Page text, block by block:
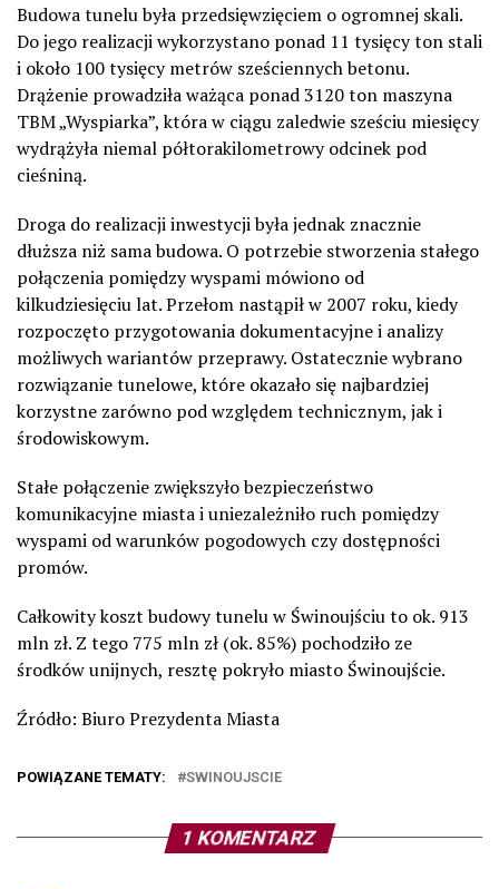
Budowa tunelu była przedsięwzięciem o ogromnej skali.
Do jego realizacji wykorzystano ponad 11 tysięcy ton stali
i około 100 tysięcy metrów sześciennych betonu.
Drążenie prowadziła ważąca ponad 3120 ton maszyna
TBM „Wyspiarka”, która w ciągu zaledwie sześciu miesięcy
wydrążyła niemal półtorakilometrowy odcinek pod
cieśniną.
Droga do realizacji inwestycji była jednak znacznie
dłuższa niż sama budowa. O potrzebie stworzenia stałego
połączenia pomiędzy wyspami mówiono od
kilkudziesięciu lat. Przełom nastąpił w 2007 roku, kiedy
rozpoczęto przygotowania dokumentacyjne i analizy
możliwych wariantów przeprawy. Ostatecznie wybrano
rozwiązanie tunelowe, które okazało się najbardziej
korzystne zarówno pod względem technicznym, jak i
środowiskowym.
Stałe połączenie zwiększyło bezpieczeństwo
komunikacyjne miasta i uniezależniło ruch pomiędzy
wyspami od warunków pogodowych czy dostępności
promów.
Całkowity koszt budowy tunelu w Świnoujściu to ok. 913
mln zł. Z tego 775 mln zł (ok. 85%) pochodziło ze
środków unijnych, resztę pokryło miasto Świnoujście.
Źródło: Biuro Prezydenta Miasta
POWIĄZANE TEMATY: SWINOUJSCIE
1 KOMENTARZ